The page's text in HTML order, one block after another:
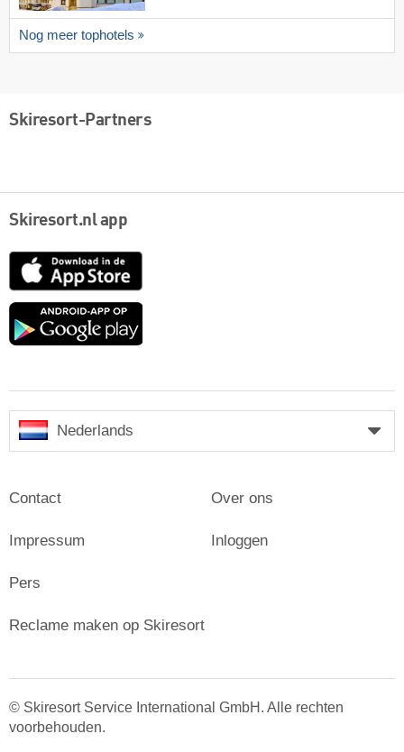
Nog meer tophotels
Skiresort-Partners
Skiresort.nl app
App
Google
Nederlands
Contact
Impressum
Pers
Over ons
Inloggen
Reclame maken op Skiresort
© Skiresort Service International GmbH. Alle rechten
voorbehouden.